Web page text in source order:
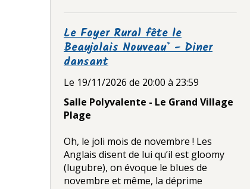
Le Foyer Rural fête le
Beaujolais Nouveau* - Diner
dansant
Le 19/11/2026 de 20:00 à 23:59
Salle Polyvalente - Le Grand Village
Plage
Oh, le joli mois de novembre ! Les
Anglais disent de lui qu’il est gloomy
(lugubre), on évoque le blues de
novembre et même, la déprime